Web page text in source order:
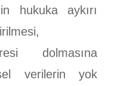
hukuka aykırı
dolmasına
verilerin yok